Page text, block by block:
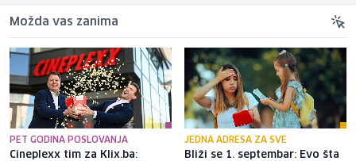
Možda vas zanima
PET GODINA POSLOVANJA
Cineplexx tim za Klix.ba:
JEDNA ADRESA ZA SVE
Bliži se 1. septembar: Evo šta